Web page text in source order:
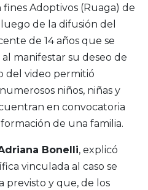
Adoptivos (Ruaga) de
de la difusión del
de 14 años que se
manifestar su deseo de
del video permitió
niños, niñas y
en convocatoria
de una familia.
Bonelli, explicó
vinculada al caso se
previsto y que, de los